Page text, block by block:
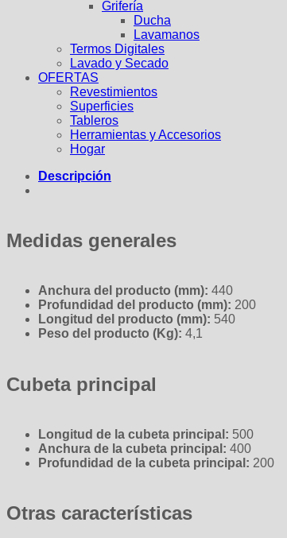
Grifería
Ducha
Lavamanos
Termos Digitales
Lavado y Secado
OFERTAS
Revestimientos
Superficies
Tableros
Herramientas y Accesorios
Hogar
Descripción
Medidas generales
Anchura del producto (mm): 440
Profundidad del producto (mm): 200
Longitud del producto (mm): 540
Peso del producto (Kg): 4,1
Cubeta principal
Longitud de la cubeta principal: 500
Anchura de la cubeta principal: 400
Profundidad de la cubeta principal: 200
Otras características